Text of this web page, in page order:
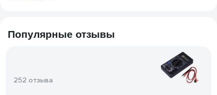
Популярные отзывы
252 отзыва